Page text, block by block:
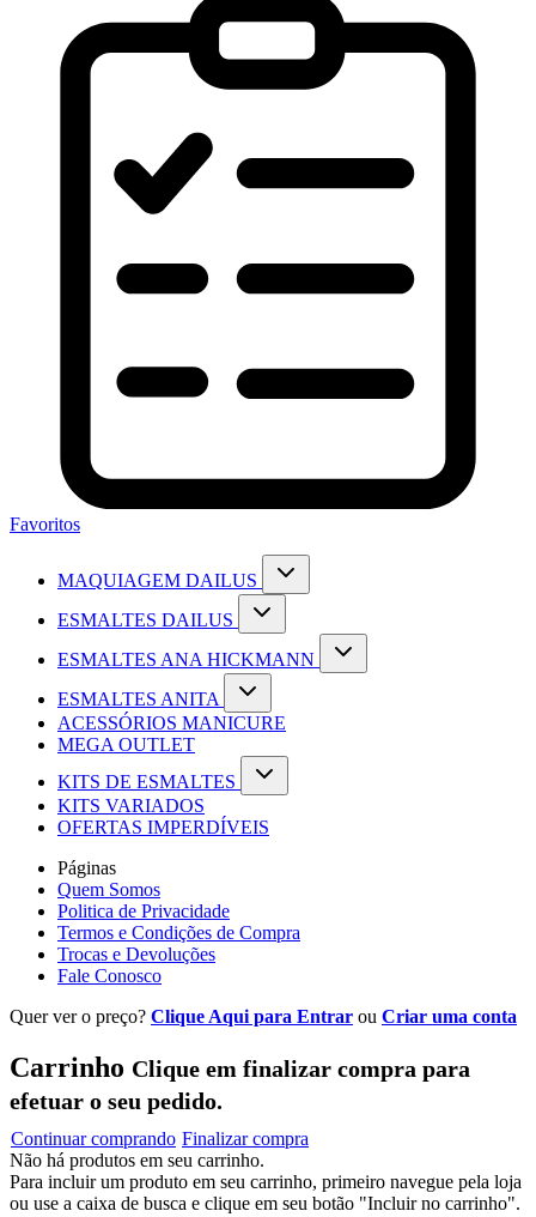
Favoritos
MAQUIAGEM DAILUS
ESMALTES DAILUS
ESMALTES ANA HICKMANN
ESMALTES ANITA
ACESSÓRIOS MANICURE
MEGA OUTLET
KITS DE ESMALTES
KITS VARIADOS
OFERTAS IMPERDÍVEIS
Páginas
Quem Somos
Politica de Privacidade
Termos e Condições de Compra
Trocas e Devoluções
Fale Conosco
Quer ver o preço? Clique Aqui para Entrar ou Criar uma conta
Carrinho Clique em finalizar compra para
efetuar o seu pedido.
Continuar comprando Finalizar compra
Não há produtos em seu carrinho.
Para incluir um produto em seu carrinho, primeiro navegue pela loja
ou use a caixa de busca e clique em seu botão "Incluir no carrinho".